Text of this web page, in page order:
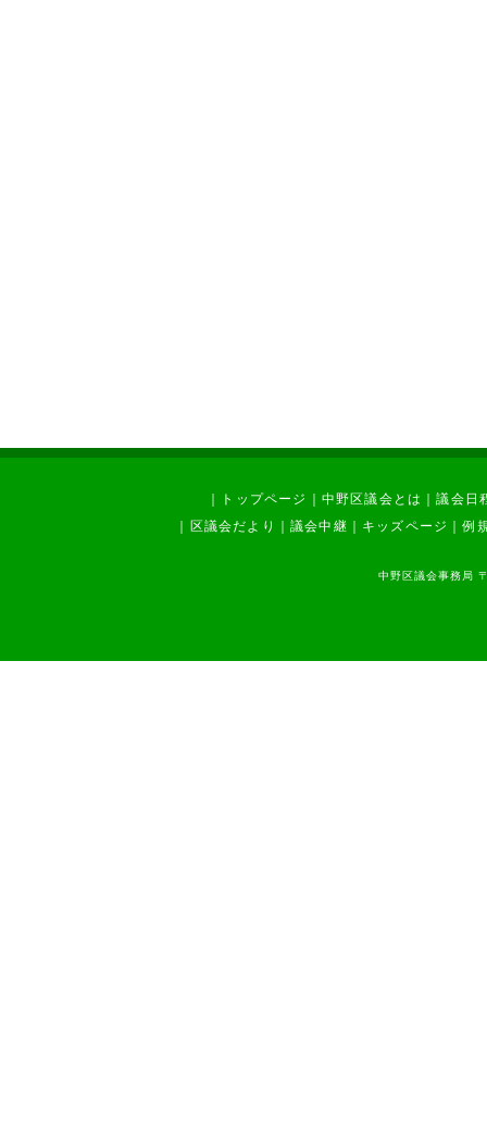
トップページ 中野区議会とは ｜議会日
区議会だより ｜議会中継 キッズページ ｜例
中野区議会事務局